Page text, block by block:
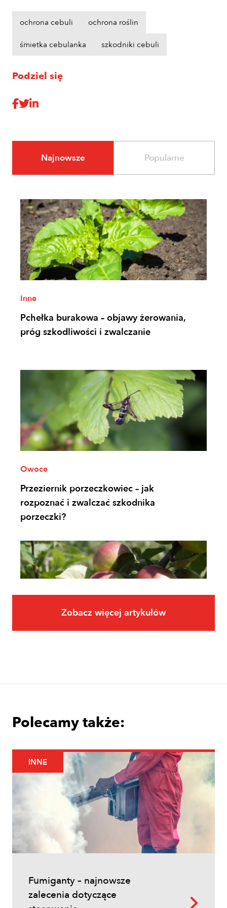
ochrona cebuli ochrona roślin
śmietka cebulanka szkodniki cebuli
Podziel się
Najnowsze Popularne
Inne
Pchełka burakowa – objawy żerowania,
próg szkodliwości i zwalczanie
Owoce
Przeziernik porzeczkowiec – jak
rozpoznać i zwalczać szkodnika
porzeczki?
Uprawy polowe
Łokaś garbatek – jak rozpoznać
szkodnika i ograniczyć szkody w
Zobacz więcej artykułów
Polecamy także:
INNE
Fumiganty – najnowsze
zalecenia dotyczące